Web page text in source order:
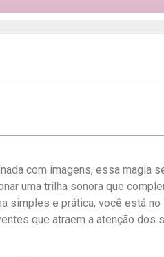
com imagens, ⁤essa magia
uma trilha sonora que
simples e prática, você está
que atraem a atenção dos